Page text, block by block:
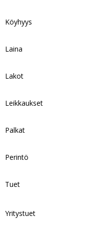
Köyhyys
Laina
Lakot
Leikkaukset
Palkat
Perintö
Tuet
Yritystuet